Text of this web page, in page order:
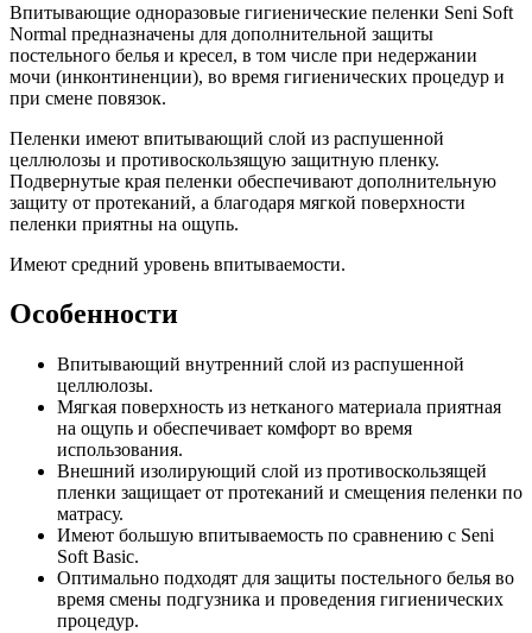
Впитывающие одноразовые гигиенические пеленки Seni Soft
Normal предназначены для дополнительной защиты
постельного белья и кресел, в том числе при недержании
мочи (инконтиненции), во время гигиенических процедур и
при смене повязок.
Пеленки имеют впитывающий слой из распушенной
целлюлозы и противоскользящую защитную пленку.
Подвернутые края пеленки обеспечивают дополнительную
защиту от протеканий, а благодаря мягкой поверхности
пеленки приятны на ощупь.
Имеют средний уровень впитываемости.
Особенности
Впитывающий внутренний слой из распушенной
целлюлозы.
Мягкая поверхность из нетканого материала приятная
на ощупь и обеспечивает комфорт во время
использования.
Внешний изолирующий слой из противоскользящей
пленки защищает от протеканий и смещения пеленки по
матрасу.
Имеют большую впитываемость по сравнению с Seni
Soft Basic.
Оптимально подходят для защиты постельного белья во
время смены подгузника и проведения гигиенических
процедур.